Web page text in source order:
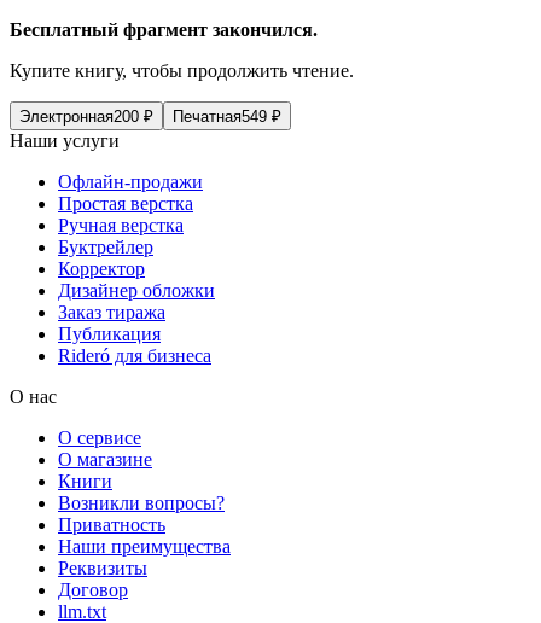
Бесплатный фрагмент закончился.
Купите книгу, чтобы продолжить чтение.
Электронная200 ₽ Печатная549 ₽
Наши услуги
Офлайн-продажи
Простая верстка
Ручная верстка
Буктрейлер
Корректор
Дизайнер обложки
Заказ тиража
Публикация
Rideró для бизнеса
О нас
О сервисе
О магазине
Книги
Возникли вопросы?
Приватность
Наши преимущества
Реквизиты
Договор
llm.txt